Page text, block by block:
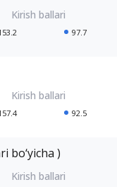
97.7
92.5
bo‘yicha )